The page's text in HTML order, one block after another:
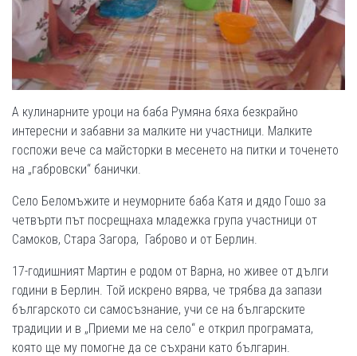
А кулинарните уроци на баба Румяна бяха безкрайно
интересни и забавни за малките ни участници. Малките
госпожи вече са майсторки в месенето на питки и точенето
на „габровски“ банички.
Село Беломъжите и неуморните баба Катя и дядо Гошо за
четвърти път посрещнаха младежка група участници от
Самоков, Стара Загора, Габрово и от Берлин.
17-годишният Мартин е родом от Варна, но живее от дълги
години в Берлин. Той искрено вярва, че трябва да запази
българското си самосъзнание, учи се на българските
традиции и в „Приеми ме на село“ е открил програмата,
която ще му помогне да се съхрани като българин.